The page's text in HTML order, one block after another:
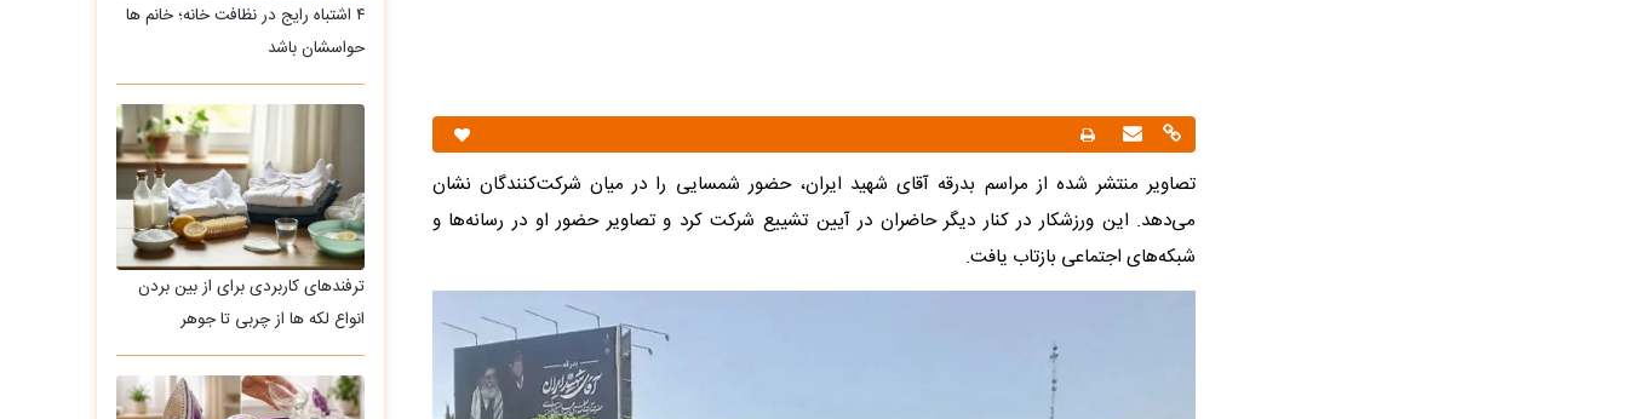
​تصاویر منتشر شده از مراسم بدرقه آقای شهید ایران، حضور شمسایی را در میان شرکت‌کنندگان نشان
می‌دهد. این ورزشکار در کنار دیگر حاضران در آیین تشییع شرکت کرد و تصاویر حضور او در رسانه‌ها و
شبکه‌های اجتماعی بازتاب یافت.
۴ اشتباه رایج در نظافت خانه؛ خانم ها
حواسشان باشد
ترفندهای کاربردی برای از بین بردن
انواع لکه ها از چربی تا جوهر